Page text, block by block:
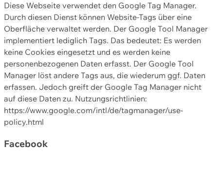
Diese Webseite verwendet den Google Tag Manager.
Durch diesen Dienst können Website-Tags über eine
Oberfläche verwaltet werden. Der Google Tool Manager
implementiert lediglich Tags. Das bedeutet: Es werden
keine Cookies eingesetzt und es werden keine
personenbezogenen Daten erfasst. Der Google Tool
Manager löst andere Tags aus, die wiederum ggf. Daten
erfassen. Jedoch greift der Google Tag Manager nicht
auf diese Daten zu. Nutzungsrichtlinien:
https://www.google.com/intl/de/tagmanager/use-
policy.html
Facebook